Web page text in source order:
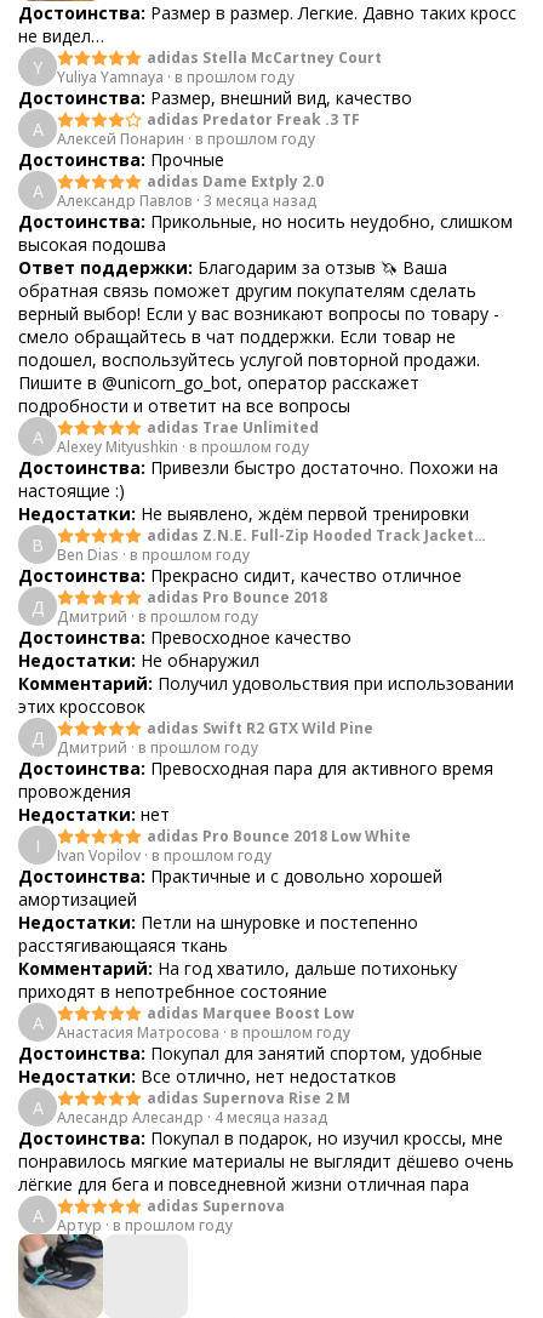
Достоинства: Размер в размер. Легкие. Давно таких кросс
не видел…
Y
adidas Stella McCartney Court
Yuliya Yamnaya · в прошлом году
Достоинства: Размер, внешний вид, качество
А
adidas Predator Freak .3 TF
Алексей Понарин · в прошлом году
Достоинства: Прочные
А
adidas Dame Extply 2.0
Александр Павлов · 3 месяца назад
Достоинства: Прикольные, но носить неудобно, слишком
высокая подошва
Ответ поддержки: Благодарим за отзыв 🦄 Ваша
обратная связь поможет другим покупателям сделать
верный выбор! Если у вас возникают вопросы по товару -
смело обращайтесь в чат поддержки. Если товар не
подошел, воспользуйтесь услугой повторной продажи.
Пишите в @unicorn_go_bot, оператор расскажет
подробности и ответит на все вопросы
A
adidas Trae Unlimited
Alexey Mityushkin · в прошлом году
Достоинства: Привезли быстро достаточно. Похожи на
настоящие :)
Недостатки: Не выявлено, ждём первой тренировки
B
adidas Z.N.E. Full-Zip Hooded Track Jacket
Black
Ben Dias · в прошлом году
Достоинства: Прекрасно сидит, качество отличное
Д
adidas Pro Bounce 2018
Дмитрий · в прошлом году
Достоинства: Превосходное качество
Недостатки: Не обнаружил
Комментарий: Получил удовольствия при использовании
этих кроссовок
Д
adidas Swift R2 GTX Wild Pine
Дмитрий · в прошлом году
Достоинства: Превосходная пара для активного время
провождения
Недостатки: нет
I
adidas Pro Bounce 2018 Low White
Ivan Vopilov · в прошлом году
Достоинства: Практичные и с довольно хорошей
амортизацией
Недостатки: Петли на шнуровке и постепенно
расстягивающаяся ткань
Комментарий: На год хватило, дальше потихоньку
приходят в непотребнное состояние
А
adidas Marquee Boost Low
Анастасия Матросова · в прошлом году
Достоинства: Покупал для занятий спортом, удобные
Недостатки: Все отлично, нет недостатков
А
adidas Supernova Rise 2 M
Алесандр Алесандр · 4 месяца назад
Достоинства: Покупал в подарок, но изучил кроссы, мне
понравилось мягкие материалы не выглядит дёшево очень
лёгкие для бега и повседневной жизни отличная пара
А
adidas Supernova
Артур · в прошлом году